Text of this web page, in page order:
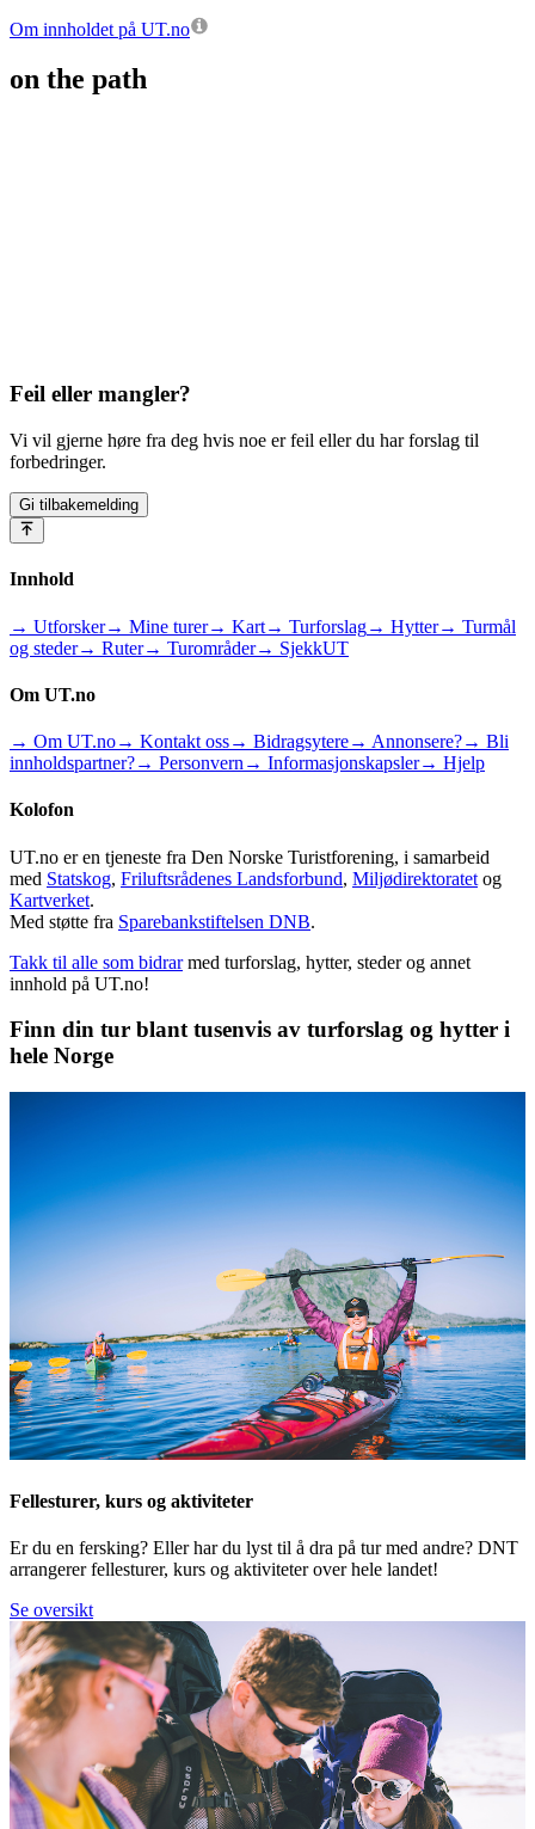
Om innholdet på UT.no
on the path
Feil eller mangler?
Vi vil gjerne høre fra deg hvis noe er feil eller du har forslag til
forbedringer.
Gi tilbakemelding
Innhold
→ Utforsker→ Mine turer→ Kart→ Turforslag→ Hytter→ Turmål
og steder→ Ruter→ Turområder→ SjekkUT
Om UT.no
→ Om UT.no→ Kontakt oss→ Bidragsytere→ Annonsere?→ Bli
innholdspartner?→ Personvern → Informasjonskapsler→ Hjelp
Kolofon
UT.no er en tjeneste fra Den Norske Turistforening, i samarbeid
med Statskog, Friluftsrådenes Landsforbund, Miljødirektoratet og
Kartverket.
Med støtte fra Sparebankstiftelsen DNB.
Takk til alle som bidrar med turforslag, hytter, steder og annet
innhold på UT.no!
Finn din tur blant tusenvis av turforslag og hytter i
hele Norge
Fellesturer, kurs og aktiviteter
Er du en fersking? Eller har du lyst til å dra på tur med andre? DNT
arrangerer fellesturer, kurs og aktiviteter over hele landet!
Se oversikt